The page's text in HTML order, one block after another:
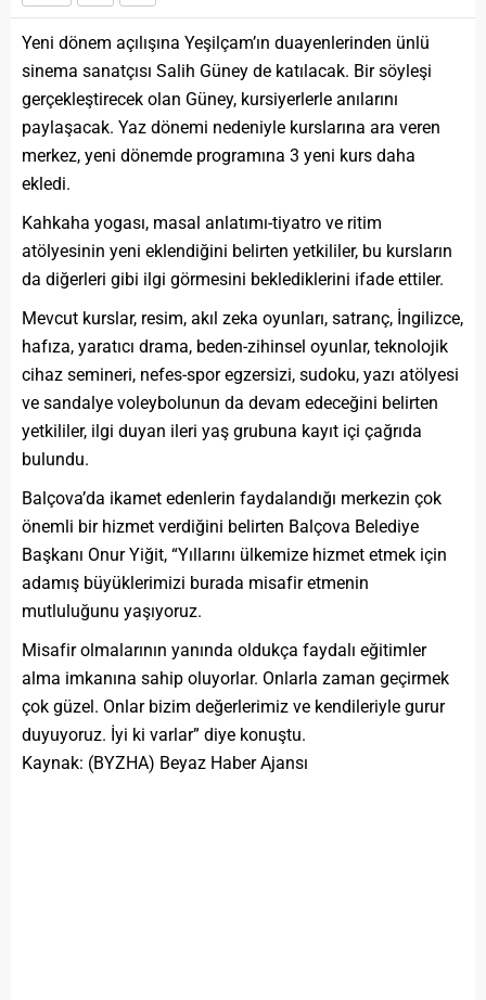
Yeni dönem açılışına Yeşilçam’ın duayenlerinden ünlü
sinema sanatçısı Salih Güney de katılacak. Bir söyleşi
gerçekleştirecek olan Güney, kursiyerlerle anılarını
paylaşacak. Yaz dönemi nedeniyle kurslarına ara veren
merkez, yeni dönemde programına 3 yeni kurs daha
ekledi.
Kahkaha yogası, masal anlatımı-tiyatro ve ritim
atölyesinin yeni eklendiğini belirten yetkililer, bu kursların
da diğerleri gibi ilgi görmesini beklediklerini ifade ettiler.
Mevcut kurslar, resim, akıl zeka oyunları, satranç, İngilizce,
hafıza, yaratıcı drama, beden-zihinsel oyunlar, teknolojik
cihaz semineri, nefes-spor egzersizi, sudoku, yazı atölyesi
ve sandalye voleybolunun da devam edeceğini belirten
yetkililer, ilgi duyan ileri yaş grubuna kayıt içi çağrıda
bulundu.
Balçova’da ikamet edenlerin faydalandığı merkezin çok
önemli bir hizmet verdiğini belirten Balçova Belediye
Başkanı Onur Yiğit, “Yıllarını ülkemize hizmet etmek için
adamış büyüklerimizi burada misafir etmenin
mutluluğunu yaşıyoruz.
Misafir olmalarının yanında oldukça faydalı eğitimler
alma imkanına sahip oluyorlar. Onlarla zaman geçirmek
çok güzel. Onlar bizim değerlerimiz ve kendileriyle gurur
duyuyoruz. İyi ki varlar” diye konuştu.
Kaynak: (BYZHA) Beyaz Haber Ajansı